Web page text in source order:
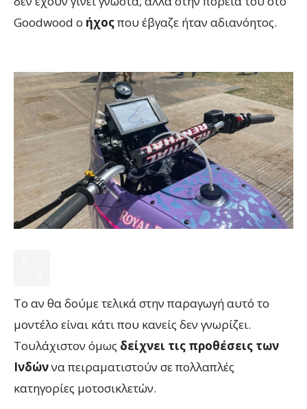
Goodwood ο ήχοςπου έβγαζε ήταν αδιανόητος.
Το αν θα δούμε τελικά στην παραγωγή αυτό το
μοντέλο είναι κάτι που κανείς δεν γνωρίζει.
Τουλάχιστον όμως δείχνει τις προθέσεις των
Ινδώννα πειραματιστούν σε πολλαπλές
κατηγορίες μοτοσικλετών.